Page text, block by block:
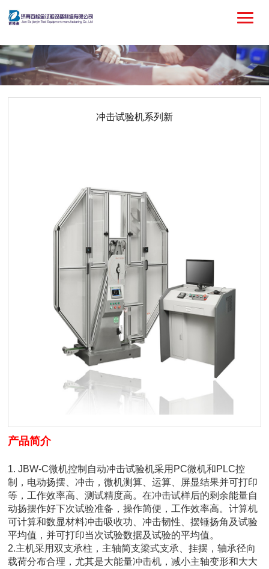
冲击试验机系列新
产品简介
1. JBW-C微机控制自动冲击试验机采用PC微机和PLC控
制，电动扬摆、冲击，微机测算、运算、屏显结果并可打印
等，工作效率高、测试精度高。在冲击试样后的剩余能量自
动扬摆作好下次试验准备，操作简便，工作效率高。计算机
可计算和数显材料冲击吸收功、冲击韧性、摆锤扬角及试验
平均值，并可打印当次试验数据及试验的平均值。
2.主机采用双支承柱，主轴简支梁式支承、挂摆，轴承径向
载荷分布合理，尤其是大能量冲击机，减小主轴变形和大大